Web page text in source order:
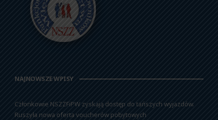
NAJNOWSZE WPISY
Członkowie NSZZFiPW zyskają dostęp do tańszych wyjazdów.
Ruszyła nowa oferta voucherów pobytowych